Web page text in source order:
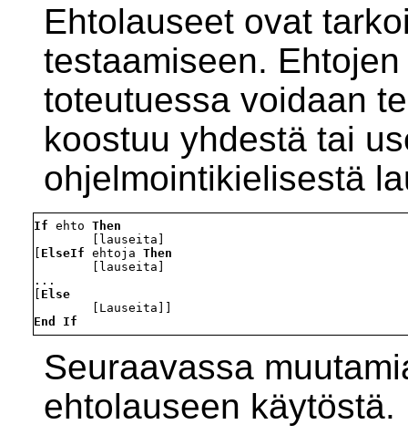
Ehtolauseet ovat
testaamiseen.
toteutuessa voidaan
koostuu yhdestä tai
ohjelmointikielisestä
If ehto Then
        [lauseita]
ElseIf ehtoja Then
        [lauseita]
...
Else
End If
Seuraavassa
ehtolauseen käytöstä.